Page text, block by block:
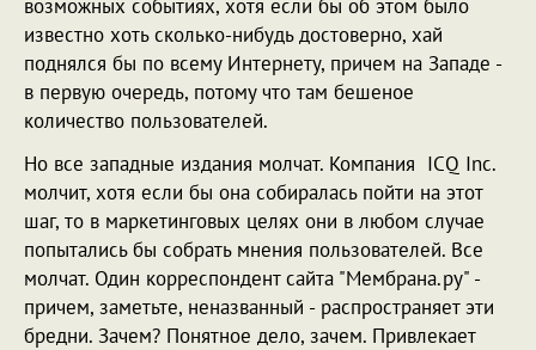
возможных событиях, хотя если бы об этом было
известно хоть сколько-нибудь достоверно, хай
поднялся бы по всему Интернету, причем на Западе -
в первую очередь, потому что там бешеное
количество пользователей.
Но все западные издания молчат. Компания ICQ Inc.
молчит, хотя если бы она собиралась пойти на этот
шаг, то в маркетинговых целях они в любом случае
попытались бы собрать мнения пользователей. Все
молчат. Один корреспондент сайта "Мембрана.ру" -
причем, заметьте, неназванный - распространяет эти
бредни. Зачем? Понятное дело, зачем. Привлекает